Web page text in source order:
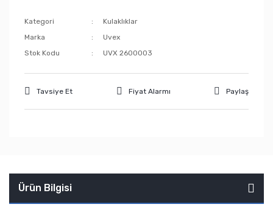
Kategori
Kulaklıklar
Marka
Uvex
Stok Kodu
UVX 2600003
Tavsiye Et Fiyat Alarmı Paylaş
Ürün Bilgisi